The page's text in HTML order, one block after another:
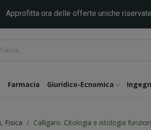
Approfitta ora delle offerte uniche
Farmacia Giuridico-Ecnomica
Fisica Calligaro. Citologia e istologia